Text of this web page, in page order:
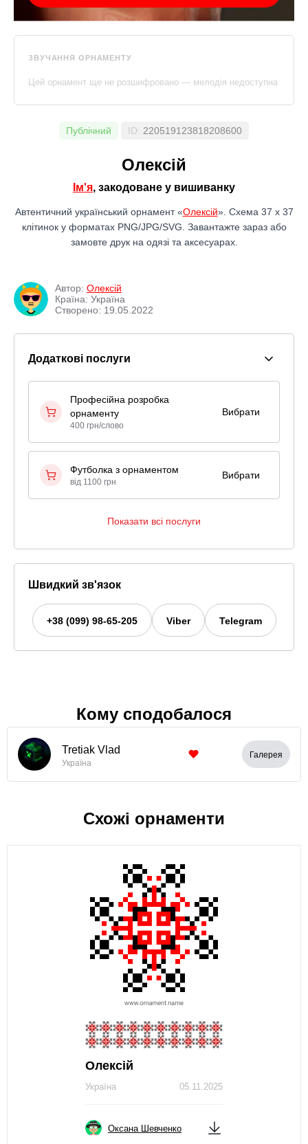
ЗВУЧАННЯ ОРНАМЕНТУ
Цей орнамент ще не розшифровано — мелодія недоступна
Публічний ID: 220519123818208600
Олексій
Ім'я, закодоване у вишиванку
Автентичний український орнамент «Олексій». Схема 37 x 37
клітинок у форматах PNG/JPG/SVG. Завантажте зараз або
замовте друк на одязі та аксесуарах.
Автор: Олексій
Країна: Україна
Створено: 19.05.2022
Додаткові послуги
Професійна розробка
орнаменту
400 грн/слово
Вибрати
Футболка з орнаментом
від 1100 грн
Вибрати
Показати всі послуги
Швидкий зв'язок
+38 (099) 98-65-205 Viber Telegram
Кому сподобалося
Tretiak Vlad
Україна
Галерея
Схожі орнаменти
Олексій
05.11.2025
Україна
Оксана Шевченко